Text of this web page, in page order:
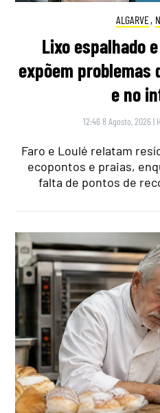
ALGARVE,
Lixo espalhado
expõem problemas
e no
12:46 8 Agosto, 2026 |
Faro e Loulé relatam
ecopontos e praias,
falta de pontos de